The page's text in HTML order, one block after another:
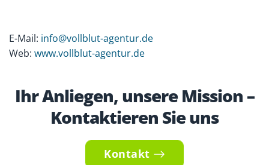
E-Mail: info@vollblut-agentur.de
Web: www.vollblut-agentur.de
Ihr Anliegen, unsere Mission –
Kontaktieren Sie uns
Kontakt